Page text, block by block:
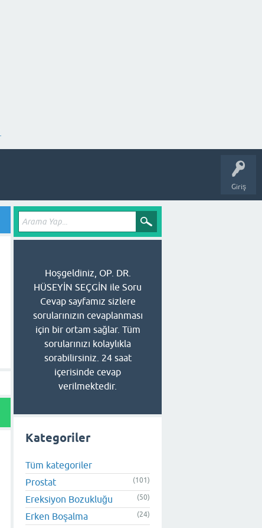
Giriş
Hoşgeldiniz, OP. DR.
HÜSEYİN SEÇGİN ile Soru
Cevap sayfamız sizlere
sorularınızın cevaplanması
için bir ortam sağlar. Tüm
sorularınızı kolaylıkla
sorabilirsiniz. 24 saat
içerisinde cevap
verilmektedir.
Kategoriler
Tüm kategoriler
Prostat
(101)
Ereksiyon Bozukluğu (50)
Erken Boşalma (24)